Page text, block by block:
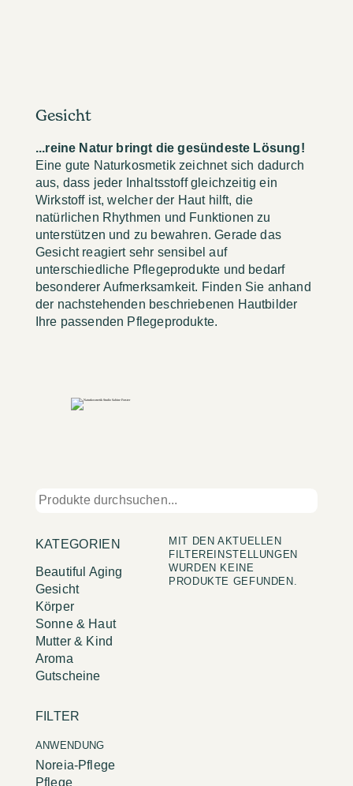
Gesicht
...reine Natur bringt die gesündeste Lösung!
Eine gute Naturkosmetik zeichnet sich dadurch
aus, dass jeder Inhaltsstoff gleichzeitig ein
Wirkstoff ist, welcher der Haut hilft, die
natürlichen Rhythmen und Funktionen zu
unterstützen und zu bewahren. Gerade das
Gesicht reagiert sehr sensibel auf
unterschiedliche Pflegeprodukte und bedarf
besonderer Aufmerksamkeit. Finden Sie anhand
der nachstehenden beschriebenen Hautbilder
Ihre passenden Pflegeprodukte.
KATEGORIEN
Beautiful Aging
Gesicht
Körper
Sonne & Haut
Mutter & Kind
Aroma
Gutscheine
FILTER
ANWENDUNG
Noreia-Pflege
Pflege
MIT DEN AKTUELLEN
FILTEREINSTELLUNGEN
WURDEN KEINE
PRODUKTE GEFUNDEN.